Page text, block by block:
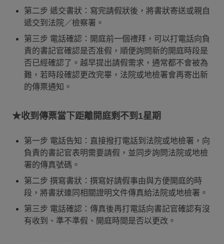
第二步 遞交書狀：寫完請假狀後，將書狀寄送或親自
遞交到法院／檢察署。
第三步 電話確認：開庭前一個禮拜，可以打電話向負
責的書記官確認是否准假，順便詢問新的開庭時段是
否已經確認了。越早提出請假需求，通常都不會被為
難，若時段確認更改完畢，法院或地檢署會再寄出新
的傳票通知。
★收到傳票當下距離開庭剩不到1星期
第一步 電話告知：直接撥打電話到法院或地檢署，向
負責的書記官表明需要請假，並同步詢問法院或地檢
署的傳真號碼。
第二步 撰寫書狀：撰寫好請假事由與方便開庭的時
段，將書狀連同相關證明文件傳真給法院或地檢署。
第三步 電話確認：傳真後再打電話向書記官確認有沒
有收到、準不準假、開庭時間是否以更改。